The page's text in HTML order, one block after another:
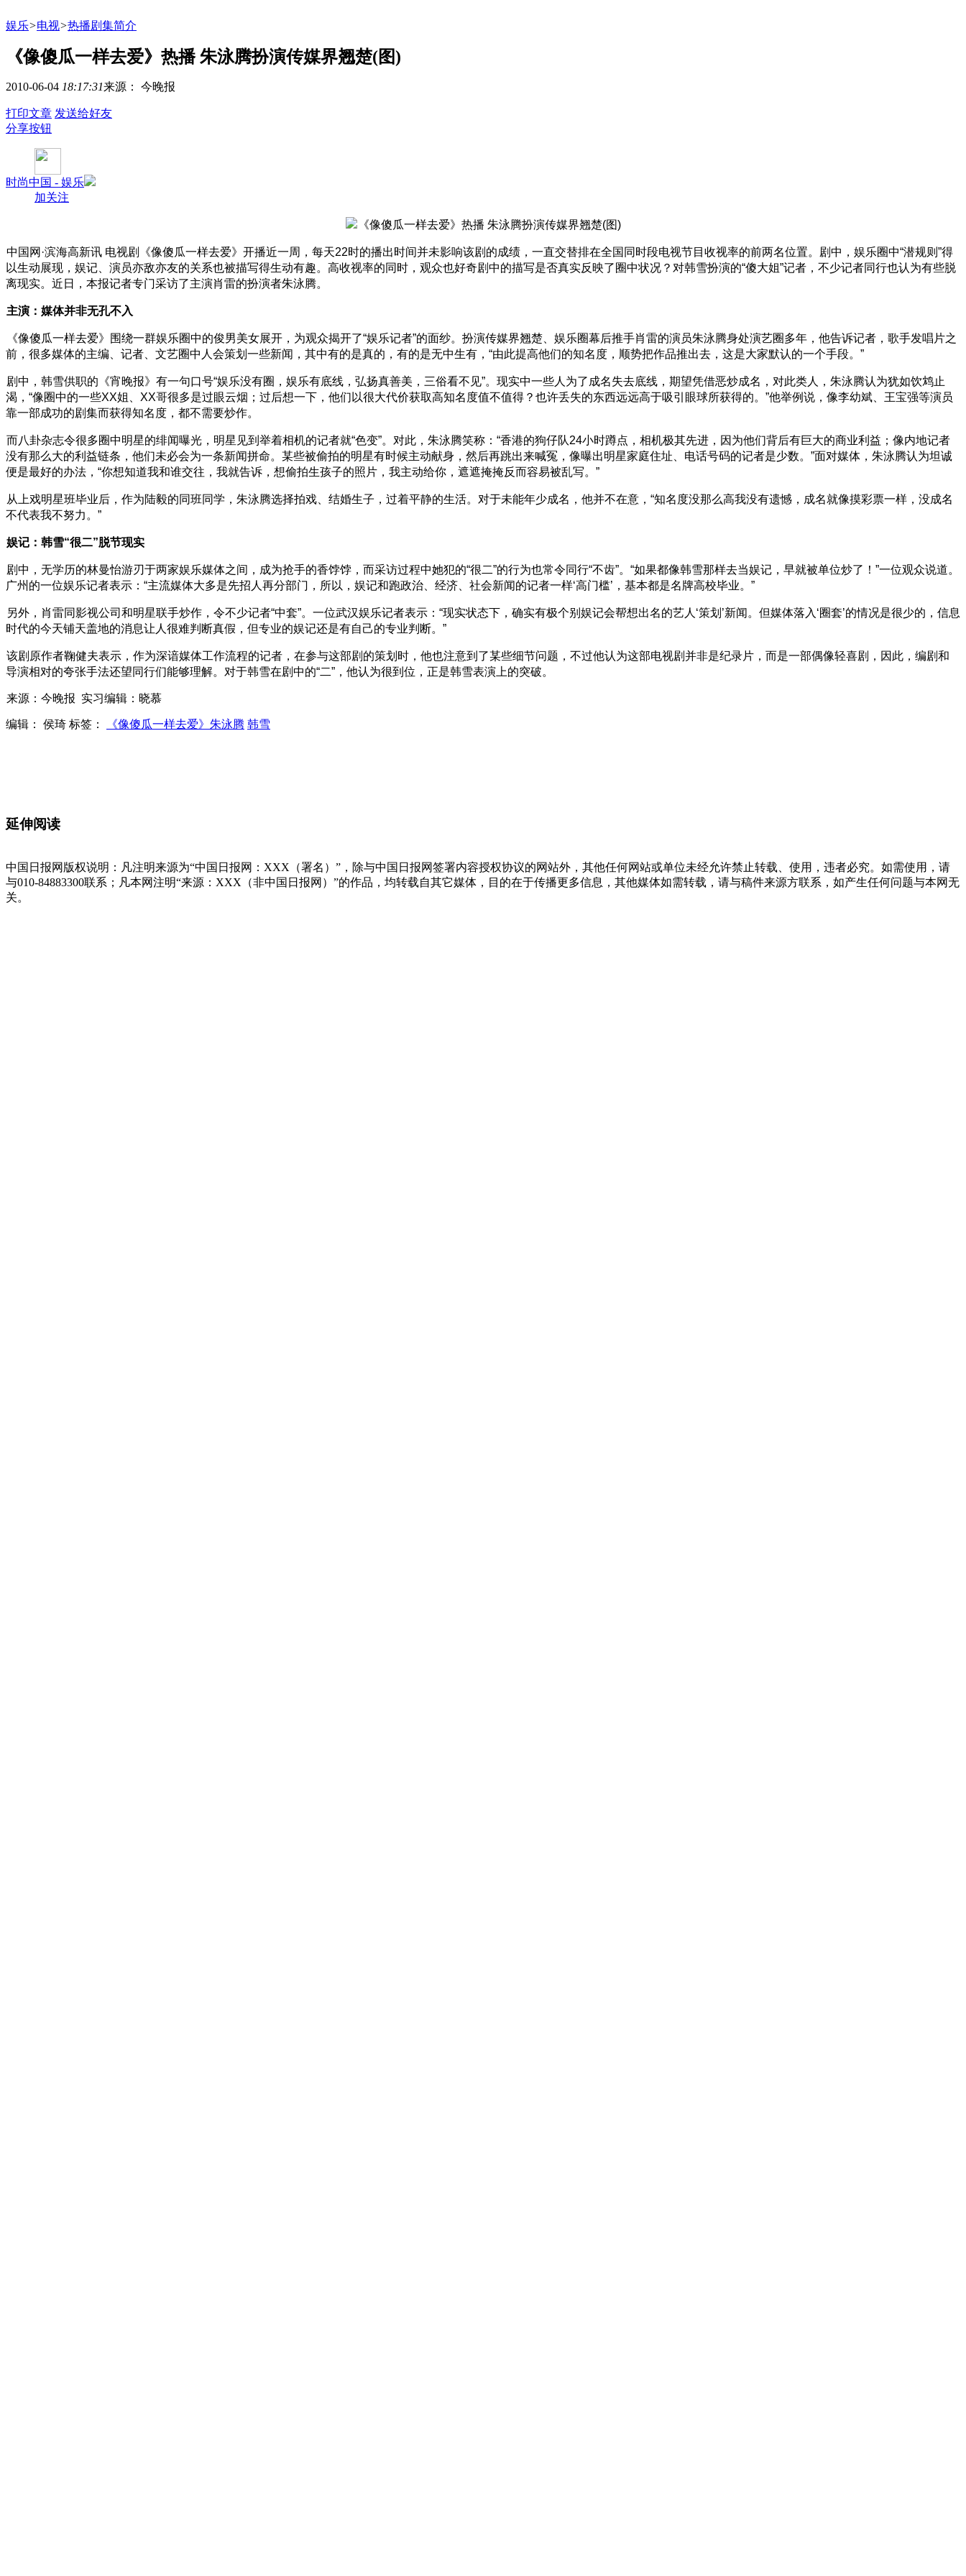
娱乐>电视>热播剧集简介
《像傻瓜一样去爱》热播 朱泳腾扮演传媒界翘楚(图)
2010-06-04 18:17:31来源： 今晚报
打印文章 发送给好友
分享按钮
时尚中国 - 娱乐
加关注
中国网·滨海高新讯 电视剧《像傻瓜一样去爱》开播近一周，每天22时的播出时间并未影响该剧的成绩，一直交替排在全国同时段电视节目收视率的前两名位置。剧中，娱乐圈中“潜规则”得
以生动展现，娱记、演员亦敌亦友的关系也被描写得生动有趣。高收视率的同时，观众也好奇剧中的描写是否真实反映了圈中状况？对韩雪扮演的“傻大姐”记者，不少记者同行也认为有些脱
离现实。近日，本报记者专门采访了主演肖雷的扮演者朱泳腾。
主演：媒体并非无孔不入
《像傻瓜一样去爱》围绕一群娱乐圈中的俊男美女展开，为观众揭开了“娱乐记者”的面纱。扮演传媒界翘楚、娱乐圈幕后推手肖雷的演员朱泳腾身处演艺圈多年，他告诉记者，歌手发唱片之
前，很多媒体的主编、记者、文艺圈中人会策划一些新闻，其中有的是真的，有的是无中生有，“由此提高他们的知名度，顺势把作品推出去，这是大家默认的一个手段。”
剧中，韩雪供职的《宵晚报》有一句口号“娱乐没有圈，娱乐有底线，弘扬真善美，三俗看不见”。现实中一些人为了成名失去底线，期望凭借恶炒成名，对此类人，朱泳腾认为犹如饮鸩止
渴，“像圈中的一些XX姐、XX哥很多是过眼云烟；过后想一下，他们以很大代价获取高知名度值不值得？也许丢失的东西远远高于吸引眼球所获得的。”他举例说，像李幼斌、王宝强等演员
靠一部成功的剧集而获得知名度，都不需要炒作。
而八卦杂志令很多圈中明星的绯闻曝光，明星见到举着相机的记者就“色变”。对此，朱泳腾笑称：“香港的狗仔队24小时蹲点，相机极其先进，因为他们背后有巨大的商业利益；像内地记者
没有那么大的利益链条，他们未必会为一条新闻拼命。某些被偷拍的明星有时候主动献身，然后再跳出来喊冤，像曝出明星家庭住址、电话号码的记者是少数。”面对媒体，朱泳腾认为坦诚
便是最好的办法，“你想知道我和谁交往，我就告诉，想偷拍生孩子的照片，我主动给你，遮遮掩掩反而容易被乱写。”
从上戏明星班毕业后，作为陆毅的同班同学，朱泳腾选择拍戏、结婚生子，过着平静的生活。对于未能年少成名，他并不在意，“知名度没那么高我没有遗憾，成名就像摸彩票一样，没成名
不代表我不努力。”
娱记：韩雪“很二”脱节现实
剧中，无学历的林曼怡游刃于两家娱乐媒体之间，成为抢手的香饽饽，而采访过程中她犯的“很二”的行为也常令同行“不齿”。“如果都像韩雪那样去当娱记，早就被单位炒了！”一位观众说道。
广州的一位娱乐记者表示：“主流媒体大多是先招人再分部门，所以，娱记和跑政治、经济、社会新闻的记者一样‘高门槛’，基本都是名牌高校毕业。”
另外，肖雷同影视公司和明星联手炒作，令不少记者“中套”。一位武汉娱乐记者表示：“现实状态下，确实有极个别娱记会帮想出名的艺人‘策划’新闻。但媒体落入‘圈套’的情况是很少的，信息
时代的今天铺天盖地的消息让人很难判断真假，但专业的娱记还是有自己的专业判断。”
该剧原作者鞠健夫表示，作为深谙媒体工作流程的记者，在参与这部剧的策划时，他也注意到了某些细节问题，不过他认为这部电视剧并非是纪录片，而是一部偶像轻喜剧，因此，编剧和
导演相对的夸张手法还望同行们能够理解。对于韩雪在剧中的“二”，他认为很到位，正是韩雪表演上的突破。
来源：今晚报 实习编辑：晓慕
编辑： 侯琦 标签： 《像傻瓜一样去爱》朱泳腾 韩雪
延伸阅读
中国日报网版权说明：凡注明来源为“中国日报网：XXX（署名）”，除与中国日报网签署内容授权协议的网站外，其他任何网站或单位未经允许禁止转载、使用，违者必究。如需使用，请
与010-84883300联系；凡本网注明“来源：XXX（非中国日报网）”的作品，均转载自其它媒体，目的在于传播更多信息，其他媒体如需转载，请与稿件来源方联系，如产生任何问题与本网无
关。